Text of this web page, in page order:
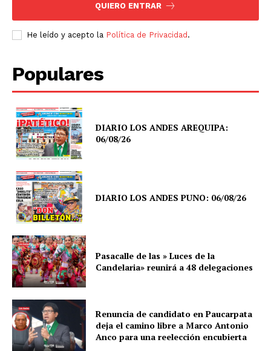
QUIERO ENTRAR
He leído y acepto la Política de Privacidad.
Populares
DIARIO LOS ANDES AREQUIPA:
06/08/26
DIARIO LOS ANDES PUNO: 06/08/26
Pasacalle de las » Luces de la
Candelaria» reunirá a 48 delegaciones
Renuncia de candidato en Paucarpata
deja el camino libre a Marco Antonio
Anco para una reelección encubierta